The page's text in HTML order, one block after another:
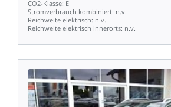
CO2-Klasse: E
Stromverbrauch kombiniert: n.v.
Reichweite elektrisch: n.v.
Reichweite elektrisch innerorts: n.v.